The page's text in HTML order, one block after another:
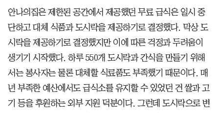
안나의집은 제한된 공간에서 제공했던 무료 급식은 일시 중
단하고 대체 식품과 도시락을 제공하기로 결정했다. 막상 도
시락을 제공하기로 결정했지만 이에 따른 걱정과 두려움이
생기기 시작했다. 하루 550개 도시락과 간식을 만들기 위해
서는 봉사자는 물론 대체할 식료품도 부족했기 때문이다. 매
년 부족한 예산에서도 급식소를 유지할 수 있었던 건 쌀과 고
기 등을 후원하는 외부 지원 덕분이다. 그런데 도시락으로 변